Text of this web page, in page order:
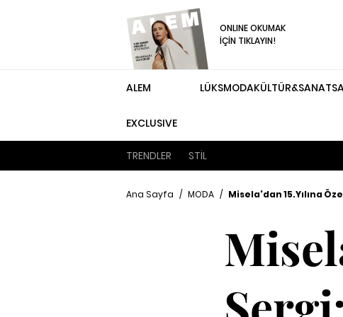
ONLINE OKUMAK
İÇİN TIKLAYIN!
ALEM
EXCLUSIVE
LÜKSMODAKÜLTÜR&SANAT
TRENDLER STİL
Ana Sayfa / MODA / Misela'dan 15.Yılına